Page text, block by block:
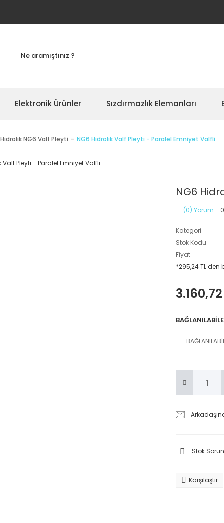
Elektronik Ürünler Sızdırmazlık Elemanları
Hidrolik NG6 Valf Pleyti NG6 Hidrolik Valf Pleyti - Paralel Emniyet Valfli
NG6
(0) Yorum -
Kategori
Stok Kodu
Fiyat
*295,24 TL den
Stok
Karşılaştır